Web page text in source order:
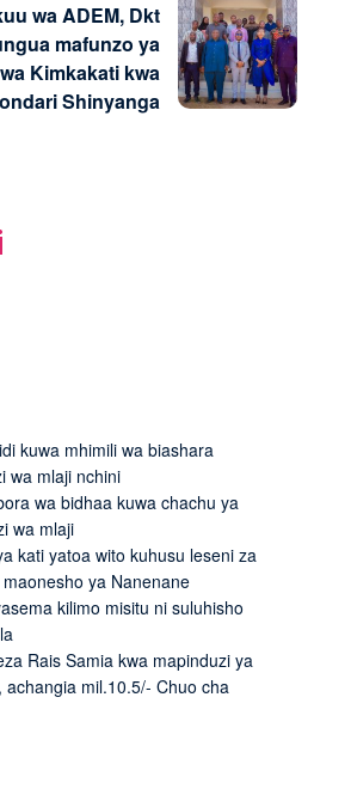
wa ADEM, Dkt
mafunzo ya
Kimkakati kwa
Shinyanga
kuwa mhimili wa biashara
wa mlaji nchini
wa bidhaa kuwa chachu ya
wa mlaji
kati yatoa wito kuhusu leseni za
ya Nanenane
kilimo misitu ni suluhisho
Rais Samia kwa mapinduzi ya
achangia mil.10.5/- Chuo cha